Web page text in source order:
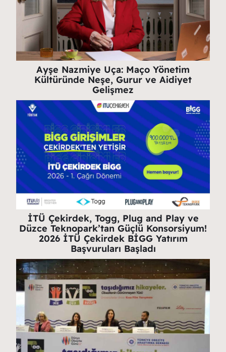
Ayşe Nazmiye Uça: Maço Yönetim
Kültüründe Neşe, Gurur ve Aidiyet
Gelişmez
İTÜ Çekirdek, Togg, Plug and Play ve
Düzce Teknopark’tan Güçlü Konsorsiyum!
2026 İTÜ Çekirdek BİGG Yatırım
Başvuruları Başladı